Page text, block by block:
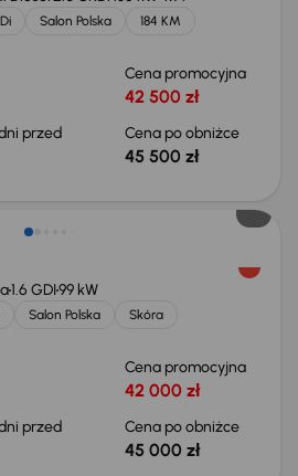
Salon Polska
184 KM
Cena promocyjna
42 500 zł
przed
Cena po obniżce
45 500 zł
1.6 GDI99 kW
Salon Polska
Skóra
Cena promocyjna
42 000 zł
przed
Cena po obniżce
45 000 zł